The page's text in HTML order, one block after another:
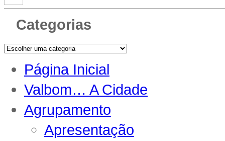
Categorias
Página Inicial
Valbom… A Cidade
Agrupamento
Apresentação